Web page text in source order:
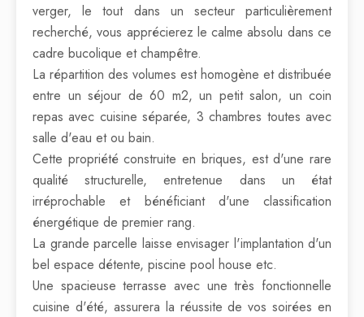
verger, le tout dans un secteur particulièrement
recherché, vous apprécierez le calme absolu dans ce
cadre bucolique et champêtre.
La répartition des volumes est homogène et distribuée
entre un séjour de 60 m2, un petit salon, un coin
repas avec cuisine séparée, 3 chambres toutes avec
salle d'eau et ou bain.
Cette propriété construite en briques, est d'une rare
qualité structurelle, entretenue dans un état
irréprochable et bénéficiant d'une classification
énergétique de premier rang.
La grande parcelle laisse envisager l'implantation d'un
bel espace détente, piscine pool house etc.
Une spacieuse terrasse avec une très fonctionnelle
cuisine d'été, assurera la réussite de vos soirées en